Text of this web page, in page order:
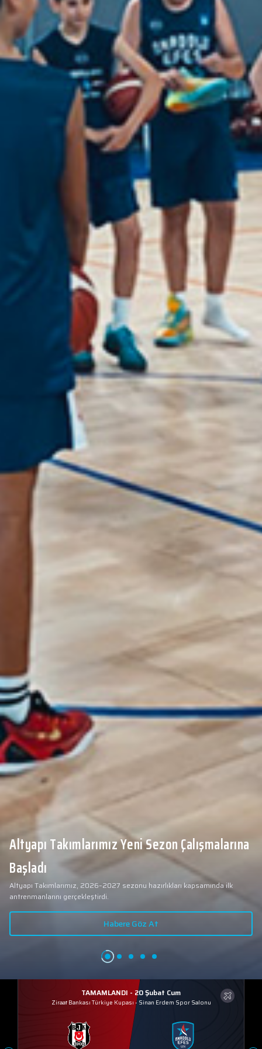
Altyapı Takımlarımız Yeni Sezon Çalışmalarına
Başladı
Altyapı Takımlarımız, 2026–2027 sezonu hazırlıkları kapsamında ilk
antrenmanlarını gerçekleştirdi.
Habere Göz At
TAMAMLANDI - 20 Şubat Cum
Ziraat Bankası Türkiye Kupası - Sinan Erdem Spor Salonu